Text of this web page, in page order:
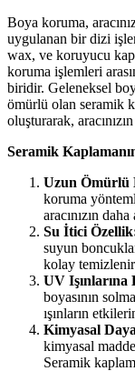
Boya koruma,
uygulanan bir dizi
wax, ve koruyucu
koruma işlemleri
biridir. Geleneksel
ömürlü olan seramik
oluşturarak,
Seramik
Uzun Ömürlü
koruma
aracınızın
Su İtici
suyun
kolay
UV Işınlarına
boyasının
ışınların
Kimyasal
kimyasal
Seramik